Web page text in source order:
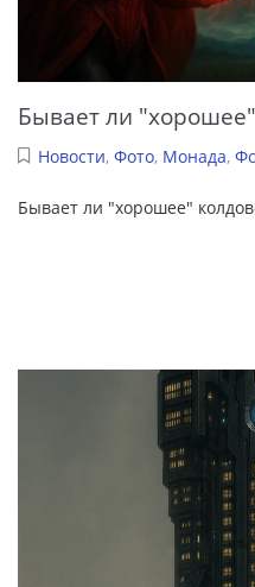
Бывает ли "хорошее"
Новости, Фото, Монада,
Бывает ли "хорошее"